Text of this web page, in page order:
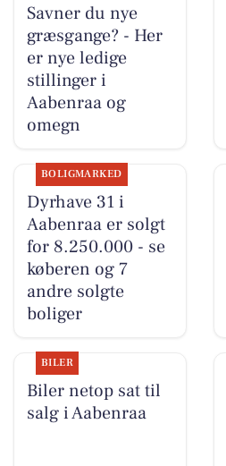
Savner du nye
græsgange? - Her
er nye ledige
stillinger i
Aabenraa og
omegn
BOLIGMARKED
Dyrhave 31 i
Aabenraa er solgt
for 8.250.000 - se
køberen og 7
andre solgte
boliger
BILER
Biler netop sat til
salg i Aabenraa